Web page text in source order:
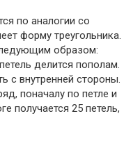
по аналогии со
форму треугольника.
образом:
делится пополам.
с внутренней стороны.
поначалу по петле и
получается 25 петель,